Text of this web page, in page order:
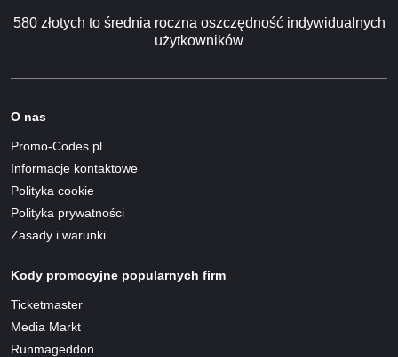
580 złotych to średnia roczna oszczędność indywidualnych
użytkowników
O nas
Promo-Codes.pl
Informacje kontaktowe
Polityka cookie
Polityka prywatności
Zasady i warunki
Kody promocyjne popularnych firm
Ticketmaster
Media Markt
Runmageddon